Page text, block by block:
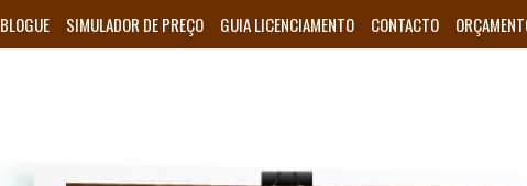
BLOGUE SIMULADOR DE PREÇO GUIA LICENCIAMENTO CONTACTO